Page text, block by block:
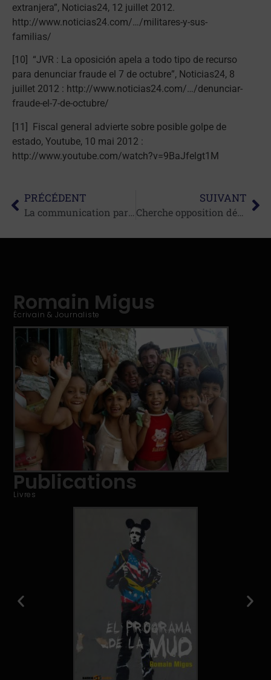
extranjera”, Noticias24, 12 juillet 2012.
http://www.noticias24.com/…/militares-y-sus-
familias/
[10] “JVR : La oposición apela a todo tipo de recurso
para denunciar fraude el 7 de octubre”, Noticias24, 8
juillet 2012 : http://www.noticias24.com/…/denunciar-
fraude-el-7-de-octubre/
[11] Fiscal general advierte sobre posible golpe de
estado, Youtube, 10 mai 2012 :
http://www.youtube.com/watch?v=9BaJfelgt1M
PRÉCÉDENT
La communication participative
SUIVANT
Cherche opposition démocratique de toute urgence
Romain Migus
Écrivain & Journaliste
Publications
Livres